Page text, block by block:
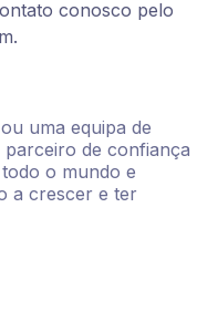
conosco pelo
.
uma equipa de
de confiança
o mundo e
a crescer e ter